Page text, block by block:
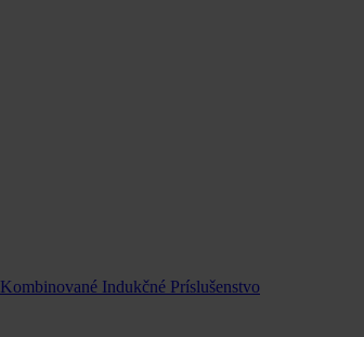
Kombinované Indukčné Príslušenstvo